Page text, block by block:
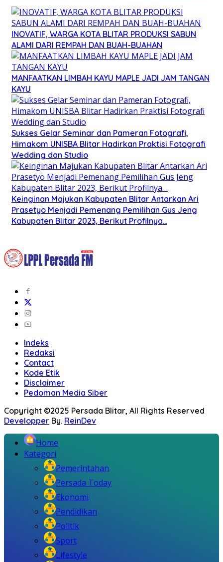
INOVATIF, WARGA KOTA BLITAR PRODUKSI SABUN
ALAMI DARI REMPAH DAN BUAH-BUAHAN
MANFAATKAN LIMBAH KAYU MAPLE JADI JAM TANGAN
KAYU
Sukses Gelar Seminar dan Pameran Fotografi,
Himakom UNISBA Blitar Hadirkan Praktisi Fotografi
Wedding dan Studio
Keinginan Majukan Kabupaten Blitar Antarkan Ari
Prasetyo Menjadi Pemenang Pemilihan Gus Jeng
Kabupaten Blitar 2023, Berikut Profilnya…
Indeks
Redaksi
Contact
Kode Etik
Disclaimer
Pedoman Media Siber
Copyright ©2025 Persada Blitar, All Rights Reserved
Developper By. ReinDev
Home
Kategori
Pemerintahan
Persada Today
Ekonomi
Pendidikan
Politik
Sport
Lifestyle